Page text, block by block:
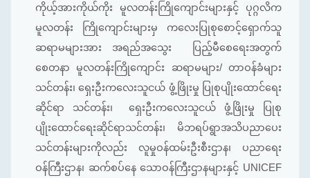
ကိုယ့်အားကိုယ်ကိုး မူလတန်းကြိုကျောင်းများနှင့် ပုဂ္ဂလိက
မူလတန်း ကြိုကျောင်းများမှ ကလေးပြုစုစောင့်ရှောက်သူ
ဆရာမများအား အရည်အသွေး ပြည့်မီစေရေးအတွက်
စေတနာ မူလတန်းကြိုကျောင်း ဆရာမများ/ တာဝန်ခံများ
သင်တန်း၊ ရှေးဦးကလေးသူငယ် ဖွံ့ဖြိုးမှု ပြုစုပျိုးထောင်ရေး
ဆိုင်ရာ သင်တန်း၊ ရှေးဦးကလေးသူငယ် ဖွံ့ဖြိုးမှု ပြုစု
ပျိုးထောင်ရေးဆိုင်ရာသင်တန်း၊ မိဘရပ်ရွာအသိပညာပေး
သင်တန်းများကိုလည်း လူမှုဝန်ထမ်းဦးစီးဌာန၊ ပညာရေး
ဝန်ကြီးဌာန၊ ဆက်စပ်နေ သောဝန်ကြီးဌာနများနှင့် UNICEF